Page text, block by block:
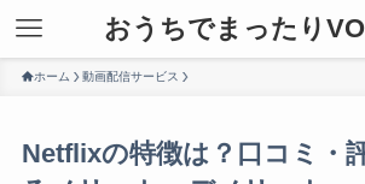
おうちでまったり
ホーム 動画配信サービス
Netflixの特徴は？口コミ・